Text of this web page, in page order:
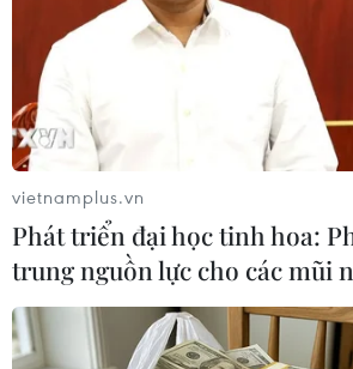
Theo dõi VietnamPlus
TIN LIÊN QUAN
vietnamplus.vn
Phát triển đại học tinh hoa:
trung nguồn lực cho các mũi